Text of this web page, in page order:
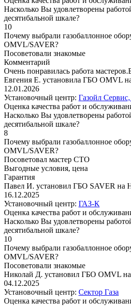
Насколько Вы удовлетворены
десятибальной шкале?
10
Почему выбрали газобаллонное
OMVL/SAVER?
Посоветовали знакомые
Комментарий
Очень понравилась работа
Евгения Е. установила ГБО OMVL
12.01.2026
Установочный центр: Газойл
Оценка качества работ и
Насколько Вы удовлетворены
десятибальной шкале?
8
Почему выбрали газобаллонное
OMVL/SAVER?
Посоветовал мастер СТО
Выгодные условия, цена
Гарантия
Павел И. установил ГБО SAVER на
16.12.2025
Установочный центр: ГАЗ-К
Оценка качества работ и
Насколько Вы удовлетворены
десятибальной шкале?
10
Почему выбрали газобаллонное
OMVL/SAVER?
Посоветовали знакомые
Николай Д. установил ГБО OMVL
04.12.2025
Установочный центр: Сектор Газа
Оценка качества работ и